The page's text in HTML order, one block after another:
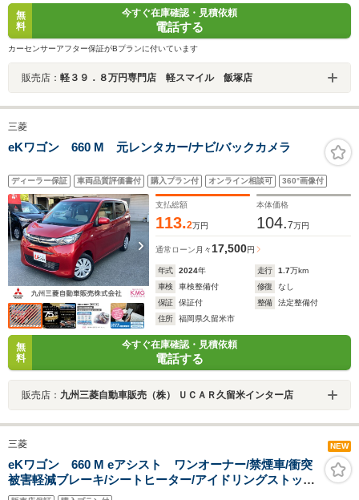
無
料
今すぐ在庫確認・見積依頼
電話する
カーセンサーアフター保証がBプランに付いています
販売店： 軽３９．８万円専門店 軽スマイル 飯塚店
三菱
eKワゴン 660 M 元レンタカー/ナビ/バックカメラ
ディーラー保証 車両品質評価書付 購入プラン付 オンライン相談可 360°画像付
支払総額
113.2万円
本体価格
104.7万円
通常ローン 月々 17,500円
年式 2024年 走行 1.7万km
車検
車検整備付 修復
なし
保証
保証付 整備
法定整備付
住所
福岡県久留米市
無
料
今すぐ在庫確認・見積依頼
電話する
販売店： 九州三菱自動車販売（株） ＵＣＡＲ久留米インター店
三菱 NEW
eKワゴン 660 M eアシスト ワンオーナー/禁煙車/衝突
被害軽減ブレーキ/シートヒーター/アイドリングストップ/
タッチパネル式オートエアコン